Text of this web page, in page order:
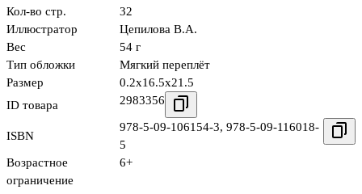
Кол-во стр.
32
Иллюстратор
Цепилова В.А.
Вес
54 г
Тип обложки
Мягкий переплёт
Размер
0.2x16.5x21.5
ID товара
2983356
ISBN
978-5-09-106154-3, 978-5-09-116018-
5
Возрастное
ограничение
6+